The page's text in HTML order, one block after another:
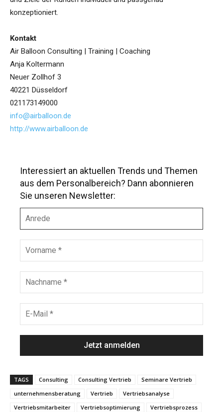
konzeptioniert.
Kontakt
Air Balloon Consulting | Training | Coaching
Anja Koltermann
Neuer Zollhof 3
40221 Düsseldorf
021173149000
info@airballoon.de
http://www.airballoon.de
Interessiert an aktuellen Trends und Themen
aus dem Personalbereich? Dann abonnieren
Sie unseren Newsletter:
r
e
e
r
n
m
c
h
a
M
a
l
TAGS Consulting Consulting Vertrieb
Seminare Vertrieb
unternehmensberatung
Vertrieb
Vertriebsanalyse
Vertriebsmitarbeiter
Vertriebsoptimierung
Vertriebsprozess